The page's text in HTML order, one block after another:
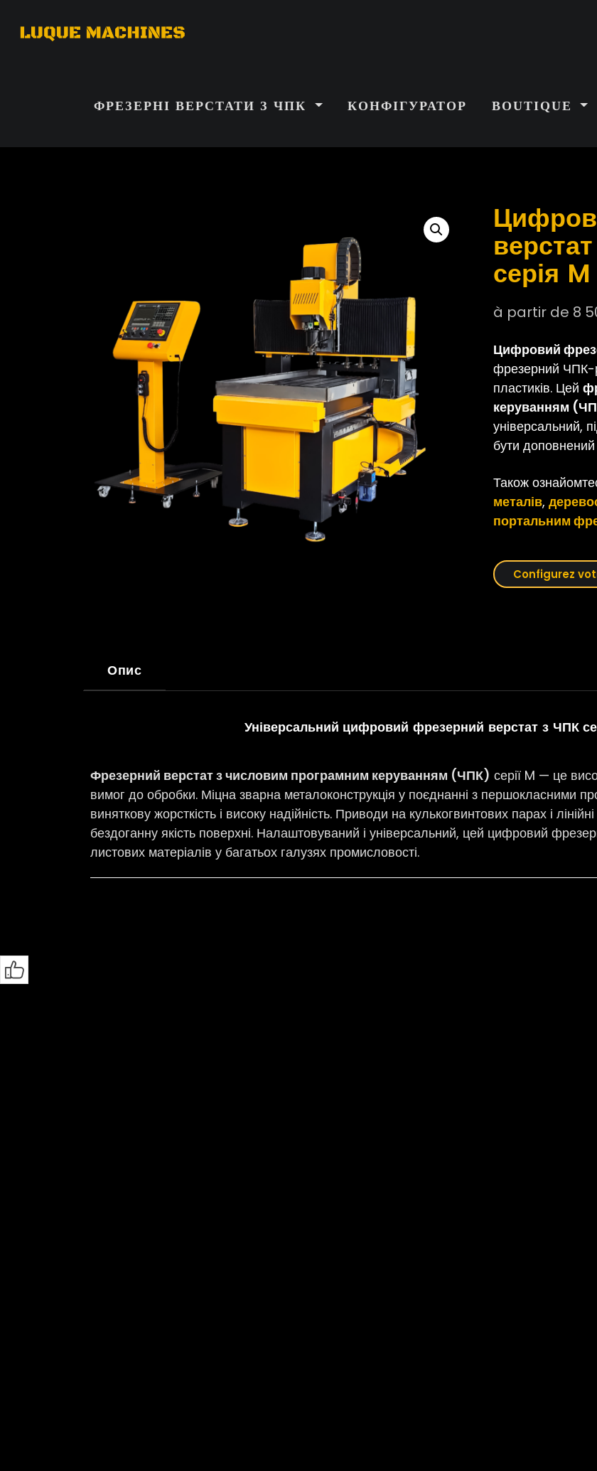
ФРЕЗЕРНІ ВЕРСТАТИ З ЧПК КОНФІГУРАТОР BOUTIQUE
серія M
à partir de 8
Цифровий
фрезерний ЧПК-
пластиків. Цей
керуванням
універсальний,
бути
Також
металів,
портальним
Configurez
Опис
Універсальний цифровий фрезерний верстат з ЧПК
Фрезерний верстат з числовим програмним керуванням (ЧПК) серії M — це
вимог до обробки. Міцна зварна металоконструкція у поєднанні з першокласними
виняткову жорсткість і високу надійність. Приводи на кулькогвинтових парах і
бездоганну якість поверхні. Налаштовуваний і універсальний, цей цифровий
листових матеріалів у багатьох галузях промисловості.